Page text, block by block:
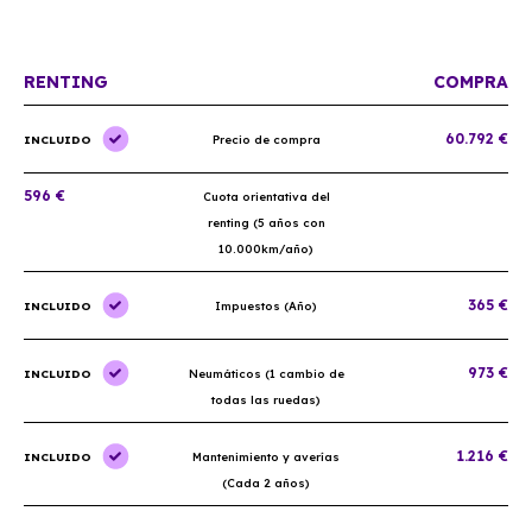
RENTING COMPRA
INCLUIDO Precio de compra 60.792 €
596 €
Cuota orientativa del
renting (5 años con
10.000km/año)
INCLUIDO Impuestos (Año) 365 €
INCLUIDO
Neumáticos (1 cambio de
todas las ruedas)
973 €
INCLUIDO
Mantenimiento y averías
(Cada 2 años)
1.216 €